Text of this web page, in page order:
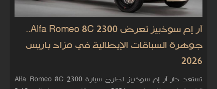
آر إم سوذبيز تعرض Alfa Romeo 8C 2300..
جوهرة السباقات الإيطالية في مزاد باريس
2026
تستعد دار آر إم سوذبيز لطرح سيارة Alfa Romeo 8C 2300